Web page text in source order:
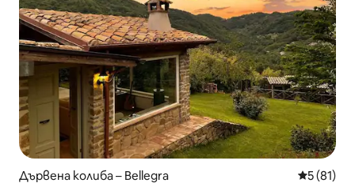
Дървена колиба – Bellegra Средна
5 (81)